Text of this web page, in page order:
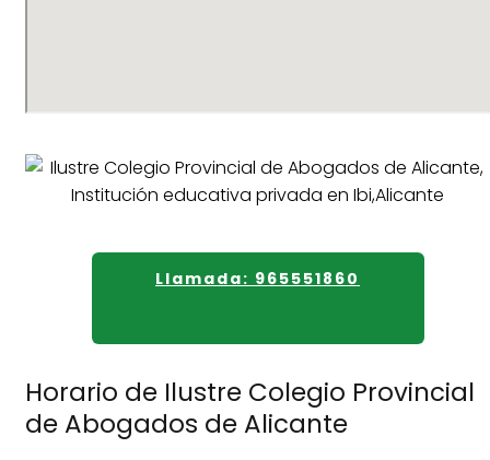
Llamada: 965551860
Horario de Ilustre Colegio Provincial
de Abogados de Alicante